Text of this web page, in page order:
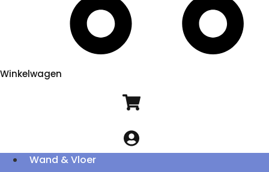
Winkelwagen
Wand & Vloer